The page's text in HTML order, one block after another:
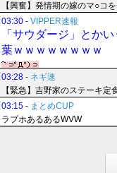
【興奮】発情期の嫁のマ○コ
03:30 - VIPPER速報
「サウダージ」とか
葉ｗｗｗｗｗｗｗｗ
03:28 - ネギ速
【緊急】吉野家のステーキ定
03:15 - まとめCUP
ラブホあるあるWVW